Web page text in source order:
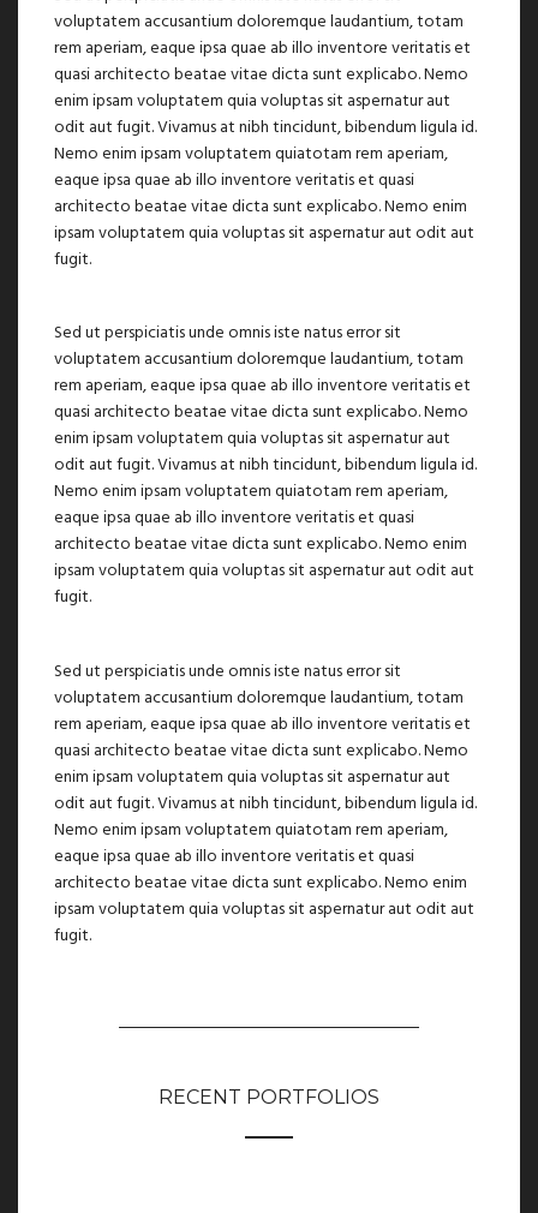
voluptatem accusantium doloremque laudantium, totam
rem aperiam, eaque ipsa quae ab illo inventore veritatis et
quasi architecto beatae vitae dicta sunt explicabo. Nemo
enim ipsam voluptatem quia voluptas sit aspernatur aut
odit aut fugit. Vivamus at nibh tincidunt, bibendum ligula id.
Nemo enim ipsam voluptatem quiatotam rem aperiam,
eaque ipsa quae ab illo inventore veritatis et quasi
architecto beatae vitae dicta sunt explicabo. Nemo enim
ipsam voluptatem quia voluptas sit aspernatur aut odit aut
fugit.
Sed ut perspiciatis unde omnis iste natus error sit
voluptatem accusantium doloremque laudantium, totam
rem aperiam, eaque ipsa quae ab illo inventore veritatis et
quasi architecto beatae vitae dicta sunt explicabo. Nemo
enim ipsam voluptatem quia voluptas sit aspernatur aut
odit aut fugit. Vivamus at nibh tincidunt, bibendum ligula id.
Nemo enim ipsam voluptatem quiatotam rem aperiam,
eaque ipsa quae ab illo inventore veritatis et quasi
architecto beatae vitae dicta sunt explicabo. Nemo enim
ipsam voluptatem quia voluptas sit aspernatur aut odit aut
fugit.
Sed ut perspiciatis unde omnis iste natus error sit
voluptatem accusantium doloremque laudantium, totam
rem aperiam, eaque ipsa quae ab illo inventore veritatis et
quasi architecto beatae vitae dicta sunt explicabo. Nemo
enim ipsam voluptatem quia voluptas sit aspernatur aut
odit aut fugit. Vivamus at nibh tincidunt, bibendum ligula id.
Nemo enim ipsam voluptatem quiatotam rem aperiam,
eaque ipsa quae ab illo inventore veritatis et quasi
architecto beatae vitae dicta sunt explicabo. Nemo enim
ipsam voluptatem quia voluptas sit aspernatur aut odit aut
fugit.
RECENT PORTFOLIOS